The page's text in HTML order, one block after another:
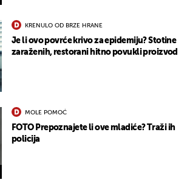
KRENULO OD BRZE HRANE
Je li ovo povrće krivo za epidemiju? Stotine
zaraženih, restorani hitno povukli proizvod
MOLE POMOĆ
FOTO Prepoznajete li ove mladiće? Traži ih
policija